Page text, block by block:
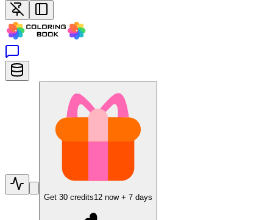
Get 30 credits12 now + 7 days